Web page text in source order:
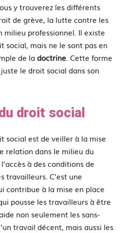
y trouverez les différents
de grève, la lutte contre les
professionnel. Il existe
social, mais ne le sont pas en
de la doctrine. Cette forme
le droit social dans son
droit social
social est de veiller à la mise
relation dans le milieu du
à des conditions de
travailleurs. C’est une
contribue à la mise en place
pousse les travailleurs à être
non seulement les sans-
travail décent, mais aussi les